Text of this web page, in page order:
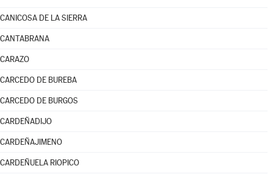
CANICOSA DE LA SIERRA
CANTABRANA
CARAZO
CARCEDO DE BUREBA
CARCEDO DE BURGOS
CARDEÑADIJO
CARDEÑAJIMENO
CARDEÑUELA RIOPICO